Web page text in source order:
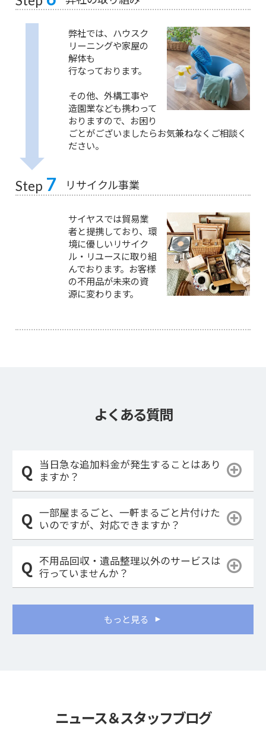
弊社では、ハウスク
リーニングや家屋の
解体も
行なっております。
その他、外構工事や
造園業なども携わって
おりますので、お困り
ごとがございましたらお気兼ねなくご相談く
ださい。
Step 7 リサイクル事業
サイヤスでは貿易業
者と提携しており、環
境に優しいリサイク
ル・リユースに取り組
んでおります。お客様
の不用品が未来の資
源に変わります。
よくある質問
当日急な追加料金が発生することはあり
ますか？
一部屋まるごと、一軒まるごと片付けた
いのですが、対応できますか？
不用品回収・遺品整理以外のサービスは
行っていませんか？
もっと見る
ニュース＆スタッフブログ